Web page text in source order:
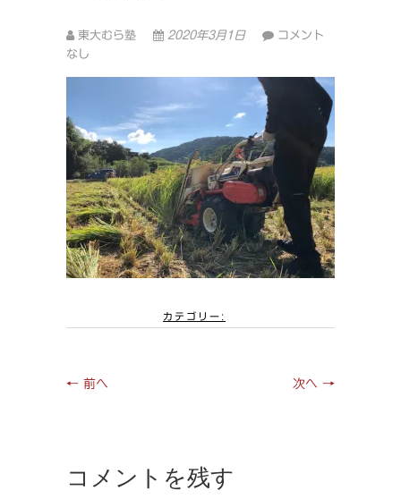
東大むら塾 2020年3月1日
コメント
なし
カテゴリー:
← 前へ 次へ →
コメントを残す